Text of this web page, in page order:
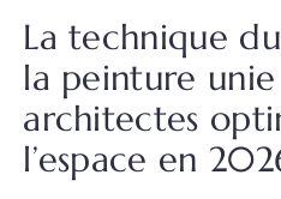
La technique
la peinture
architectes
l’espace en